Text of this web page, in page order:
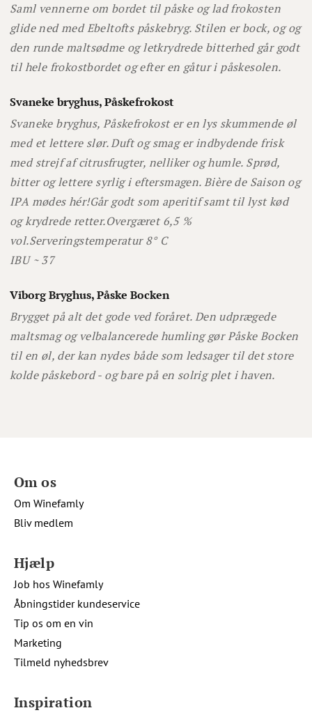
Saml vennerne om bordet til påske og lad frokosten
glide ned med Ebeltofts påskebryg. Stilen er bock, og og
den runde maltsødme og letkrydrede bitterhed går godt
til hele frokostbordet og efter en gåtur i påskesolen.
Svaneke bryghus, Påskefrokost
Svaneke bryghus, Påskefrokost er en lys skummende øl
med et lettere slør. Duft og smag er indbydende frisk
med strejf af citrusfrugter, nelliker og humle. Sprød,
bitter og lettere syrlig i eftersmagen. Bière de Saison og
IPA mødes hér!Går godt som aperitif samt til lyst kød
og krydrede retter.Overgæret 6,5 %
vol.Serveringstemperatur 8° C
IBU ~ 37
Viborg Bryghus, Påske Bocken
Brygget på alt det gode ved foråret. Den udprægede
maltsmag og velbalancerede humling gør Påske Bocken
til en øl, der kan nydes både som ledsager til det store
kolde påskebord - og bare på en solrig plet i haven.
Om os
Om Winefamly
Bliv medlem
Hjælp
Job hos Winefamly
Åbningstider kundeservice
Tip os om en vin
Marketing
Tilmeld nyhedsbrev
Inspiration